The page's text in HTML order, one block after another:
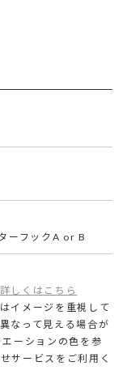
ーフックA or B
詳しくはこちら
イメージを重視して
なって見える場合が
ーションの色を参
サービスをご利用く